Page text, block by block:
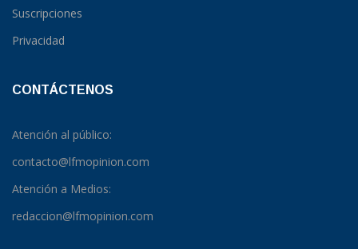
Suscripciones
Privacidad
CONTÁCTENOS
Atención al público:
contacto@lfmopinion.com
Atención a Medios:
redaccion@lfmopinion.com